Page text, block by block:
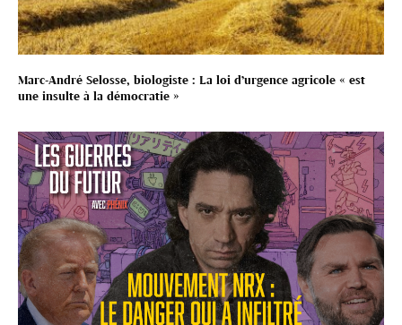
Marc-André Selosse, biologiste : La loi d’urgence agricole « est
une insulte à la démocratie »